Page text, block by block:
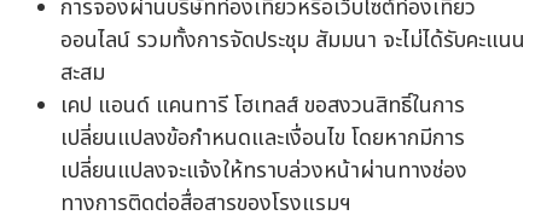
การจองผ่านบริษัทท่องเที่ยวหรือเว็บไซต์ท่องเที่ยว
ออนไลน์ รวมทั้งการจัดประชุม สัมมนา จะไม่ได้รับคะแนน
สะสม
เคป แอนด์ แคนทารี โฮเทลส์ ขอสงวนสิทธิ์ในการ
เปลี่ยนแปลงข้อกำหนดและเงื่อนไข โดยหากมีการ
เปลี่ยนแปลงจะแจ้งให้ทราบล่วงหน้าผ่านทางช่อง
ทางการติดต่อสื่อสารของโรงแรมฯ